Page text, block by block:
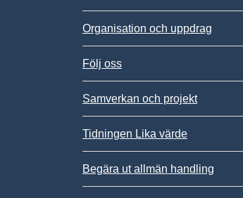
Organisation och uppdrag
Följ oss
Samverkan och projekt
Tidningen Lika värde
Begära ut allmän handling